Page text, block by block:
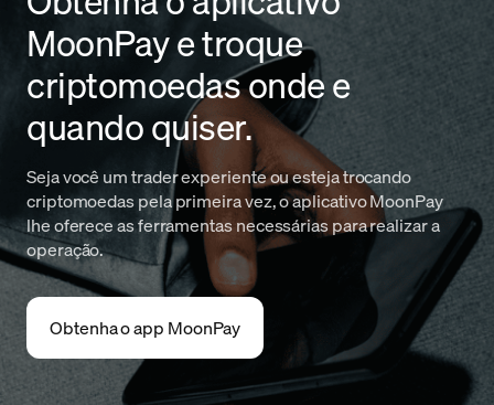
MoonPay e troque
criptomoedas onde e
quando quiser.
Seja você um trader experiente ou esteja trocando
criptomoedas pela primeira vez, o aplicativo MoonPay
lhe oferece as ferramentas necessárias para realizar a
operação.
Obtenha o app MoonPay